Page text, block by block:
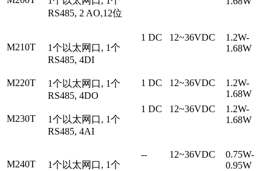
RS485, 2 AO,12位
M210T
1个以太网口, 1个
RS485, 4DI
1 DC 12~36VDC
1.2W-
1.68W
M220T
1个以太网口, 1个
RS485, 4DO
1 DC 12~36VDC
1.2W-
1.68W
M230T
1个以太网口, 1个
RS485, 4AI
1 DC 12~36VDC
1.2W-
1.68W
M240T
1个以太网口, 1个
-- 12~36VDC
0.75W-
0.95W